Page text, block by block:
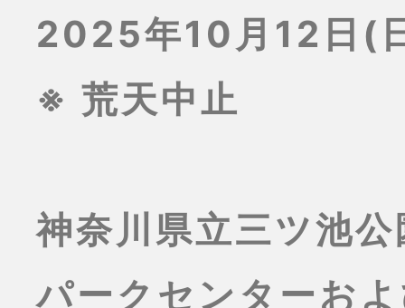
2025年10月12日
※ 荒天中止
神奈川県立三ツ池公
パークセンターお